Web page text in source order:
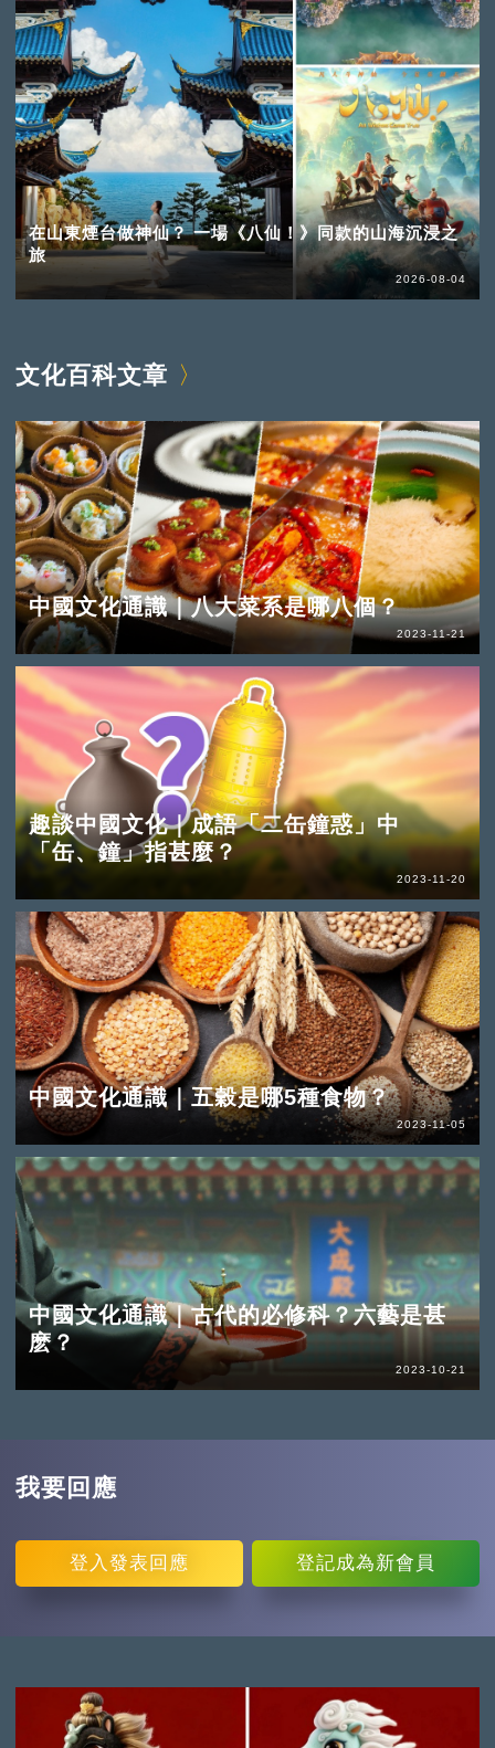
在山東煙台做神仙？ 一場《八仙！》同款的山海沉浸之
旅
2026-08-04
文化百科文章
中國文化通識｜八大菜系是哪八個？
2023-11-21
趣談中國文化｜成語「二缶鐘惑」中
「缶、鐘」指甚麼？
2023-11-20
中國文化通識｜五穀是哪5種食物？
2023-11-05
中國文化通識｜古代的必修科？六藝是甚
麽？
2023-10-21
我要回應
登入 發表回應 登記成為新會員